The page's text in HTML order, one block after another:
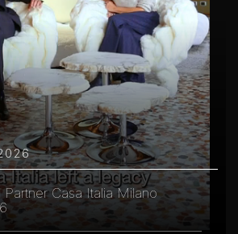
Partner Casa Italia Milano